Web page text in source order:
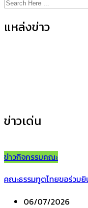
แหล่งข่าว
ข่าวเด่น
ข่าวกิจกรรมคณะ
คณะธรรมทูตไทยขอร่วม
06/07/2026